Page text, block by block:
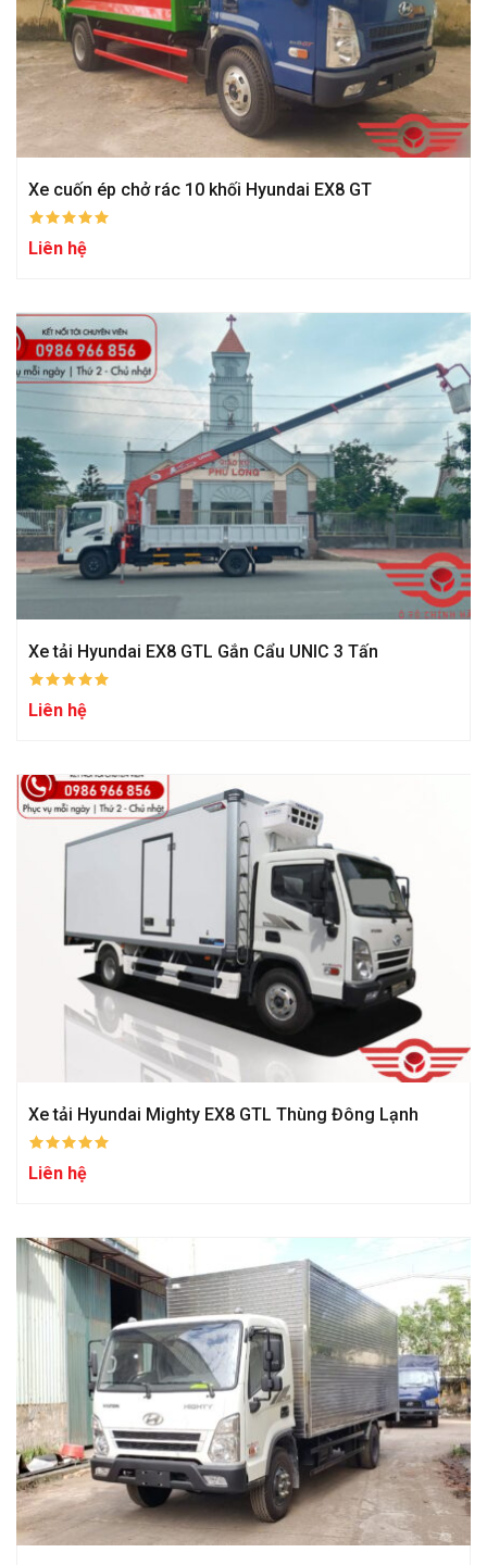
Xe cuốn ép chở rác 10 khối Hyundai EX8 GT
Liên hệ
Xe tải Hyundai EX8 GTL Gắn Cẩu UNIC 3 Tấn
Liên hệ
Xe tải Hyundai Mighty EX8 GTL Thùng Đông Lạnh
Liên hệ